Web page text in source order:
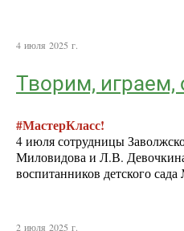
4 июля 2025 г.
Творим, играем,
#МастерКласс!
4 июля сотрудницы
Миловидова и Л.В.
воспитанников детского
2 июля 2025 г.